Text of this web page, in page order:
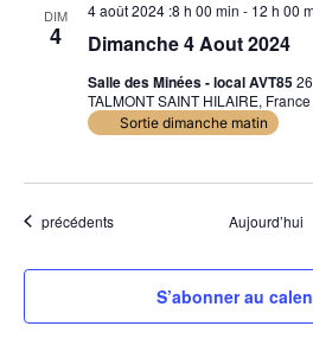
DIM
4 Dimanche 4 Aout 2024
4 août 2024 :8 h 00 min - 12 h 00
Salle des Minées - local AVT85
TALMONT SAINT HILAIRE, France
Sortie dimanche matin
Évènements
précédents Aujourd’hui
S’abonner au